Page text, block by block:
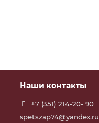
Наши контакты
+7 (351) 214-20- 90
spetszap74@yandex.ru